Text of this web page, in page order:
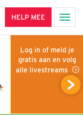
HELP MEE
Log in of meld je
gratis aan en volg
alle livestreams